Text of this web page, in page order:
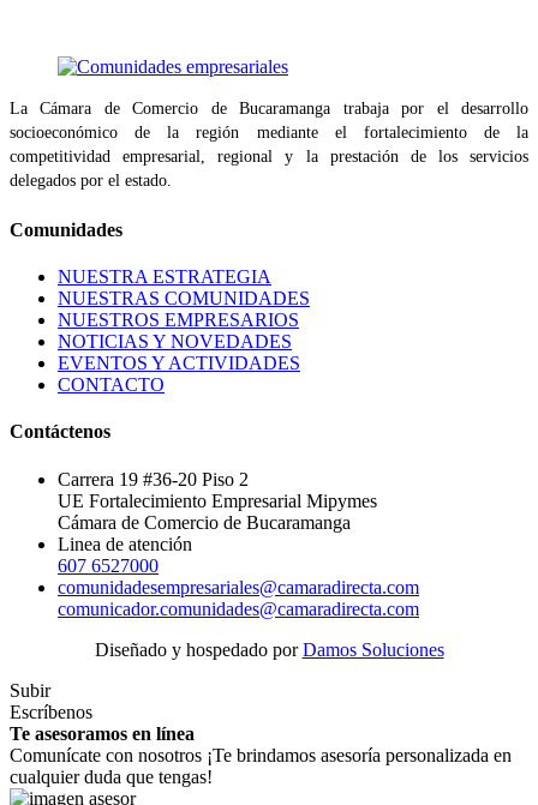
La Cámara de Comercio de Bucaramanga trabaja por el desarrollo
socioeconómico de la región mediante el fortalecimiento de la
competitividad empresarial, regional y la prestación de los servicios
delegados por el estado.
Comunidades
NUESTRA ESTRATEGIA
NUESTRAS COMUNIDADES
NUESTROS EMPRESARIOS
NOTICIAS Y NOVEDADES
EVENTOS Y ACTIVIDADES
CONTACTO
Contáctenos
Carrera 19 #36-20 Piso 2
UE Fortalecimiento Empresarial Mipymes
Cámara de Comercio de Bucaramanga
Linea de atención
607 6527000
comunidadesempresariales@camaradirecta.com
comunicador.comunidades@camaradirecta.com
Diseñado y hospedado porDamos Soluciones
Subir
Escríbenos
Te asesoramos en línea
Comunícate con nosotros ¡Te brindamos asesoría personalizada en
cualquier duda que tengas!